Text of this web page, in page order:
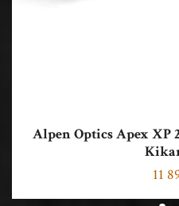
Alpen Optics Apex XP
11